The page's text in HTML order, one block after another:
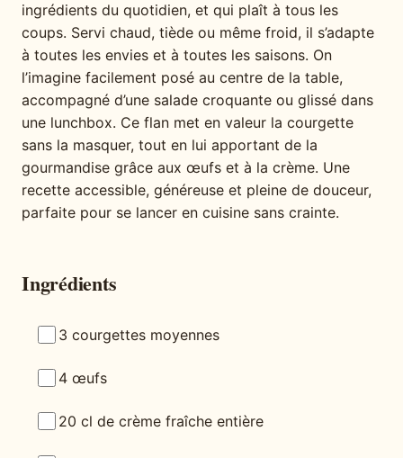
ingrédients du quotidien, et qui plaît à tous les
coups. Servi chaud, tiède ou même froid, il s’adapte
à toutes les envies et à toutes les saisons. On
l’imagine facilement posé au centre de la table,
accompagné d’une salade croquante ou glissé dans
une lunchbox. Ce flan met en valeur la courgette
sans la masquer, tout en lui apportant de la
gourmandise grâce aux œufs et à la crème. Une
recette accessible, généreuse et pleine de douceur,
parfaite pour se lancer en cuisine sans crainte.
Ingrédients
3 courgettes moyennes
4 œufs
20 cl de crème fraîche entière